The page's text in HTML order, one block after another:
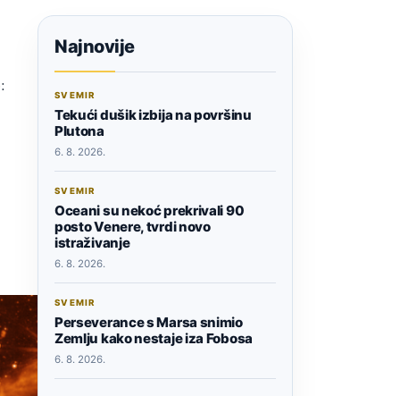
Najnovije
SVEMIR
Tekući dušik izbija na površinu
Plutona
6. 8. 2026.
SVEMIR
Oceani su nekoć prekrivali 90
posto Venere, tvrdi novo
istraživanje
6. 8. 2026.
SVEMIR
Perseverance s Marsa snimio
Zemlju kako nestaje iza Fobosa
6. 8. 2026.